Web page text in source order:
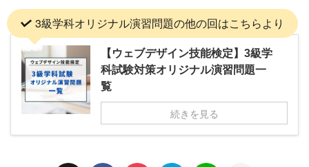
3級学科オリジナル演習問題の他の回はこちらより
【ウェブデザイン技能検定】3級学
科試験対策オリジナル演習問題一
覧
続きを見る